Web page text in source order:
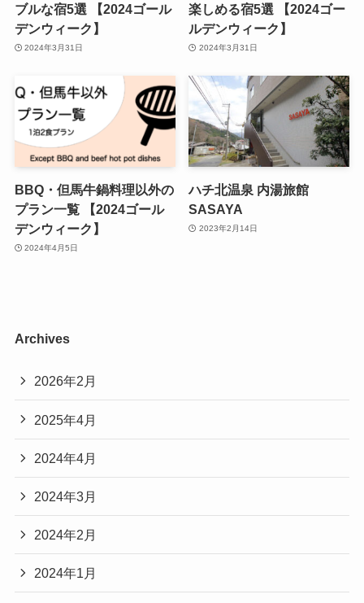
ブルな宿5選 【2024ゴール
デンウィーク】
2024年3月31日
楽しめる宿5選 【2024ゴー
ルデンウィーク】
2024年3月31日
BBQ・但馬牛鍋料理以外の
プラン一覧 【2024ゴール
デンウィーク】
2024年4月5日
ハチ北温泉 内湯旅館
SASAYA
2023年2月14日
Archives
2026年2月
2025年4月
2024年4月
2024年3月
2024年2月
2024年1月